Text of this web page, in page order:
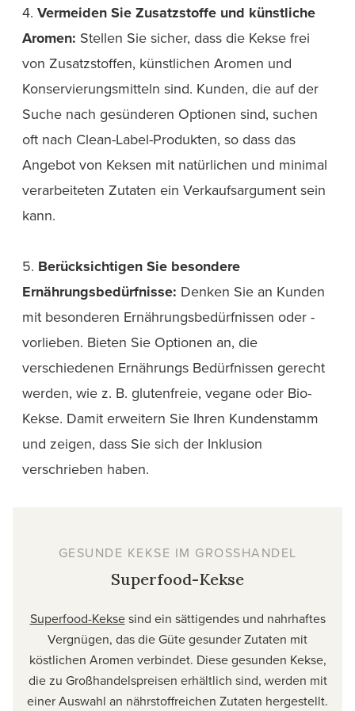
4. Vermeiden Sie Zusatzstoffe und künstliche
Aromen: Stellen Sie sicher, dass die Kekse frei
von Zusatzstoffen, künstlichen Aromen und
Konservierungsmitteln sind. Kunden, die auf der
Suche nach gesünderen Optionen sind, suchen
oft nach Clean-Label-Produkten, so dass das
Angebot von Keksen mit natürlichen und minimal
verarbeiteten Zutaten ein Verkaufsargument sein
kann.
5. Berücksichtigen Sie besondere
Ernährungsbedürfnisse: Denken Sie an Kunden
mit besonderen Ernährungsbedürfnissen oder -
vorlieben. Bieten Sie Optionen an, die
verschiedenen Ernährungs Bedürfnissen gerecht
werden, wie z. B. glutenfreie, vegane oder Bio-
Kekse. Damit erweitern Sie Ihren Kundenstamm
und zeigen, dass Sie sich der Inklusion
verschrieben haben.
GESUNDE KEKSE IM GROSSHANDEL
Superfood-Kekse
Superfood-Keksesind ein sättigendes und nahrhaftes
Vergnügen, das die Güte gesunder Zutaten mit
köstlichen Aromen verbindet. Diese gesunden Kekse,
die zu Großhandelspreisen erhältlich sind, werden mit
einer Auswahl an nährstoffreichen Zutaten hergestellt.